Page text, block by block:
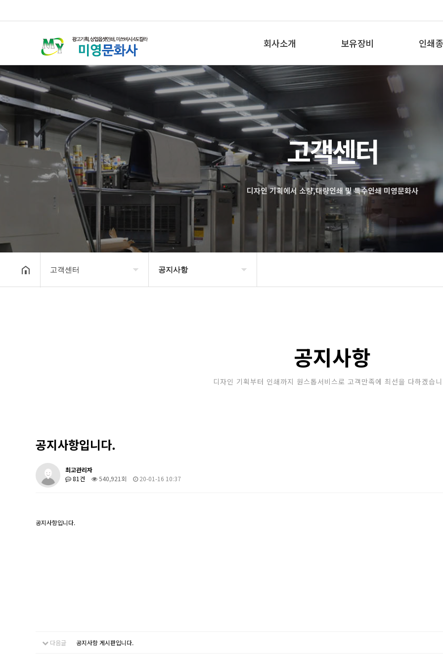
회사소개
인사말
보유장비 인쇄
고객센터
디자인 기획에서 소량,대량인쇄 및 특수인쇄 미영문화사
고객센터 공지사항
공지사항
디자인 기획부터 인쇄까지 원스톱서비스로 고객만족에 최선을 다하겠습
공지사항입니다.
최고관리자
81건
540,921회 20-01-16 10:37
공지사항입니다.
다음글 공지사항 게시판입니다.